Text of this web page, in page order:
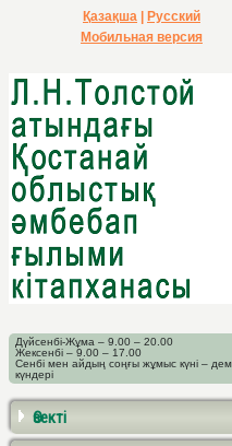
Қазақша
Русский
Мобильная версия
Дүйсенбі-Жұма – 9.00 – 20.00
Жексенбі – 9.00 – 17.00
Сенбі мен айдың соңғы жұмыс күні –
күндері
Өзекті